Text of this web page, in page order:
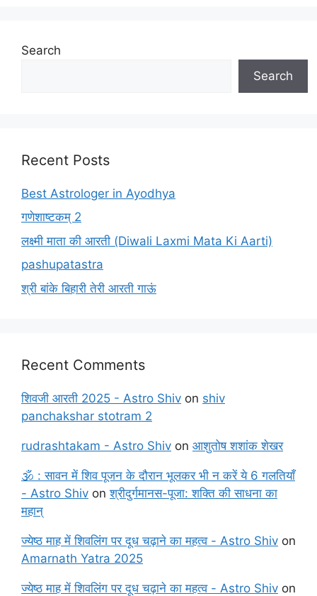
Search
Search
Recent Posts
Best Astrologer in Ayodhya
गणेशाष्टकम् 2
लक्ष्मी माता की आरती (Diwali Laxmi Mata Ki Aarti)
pashupatastra
श्री बांके बिहारी तेरी आरती गाऊं
Recent Comments
शिवजी आरती 2025 - Astro Shiv on shiv
panchakshar stotram 2
rudrashtakam - Astro Shiv on आशुतोष शशांक शेखर
🕉️ : सावन में शिव पूजन के दौरान भूलकर भी न करें ये 6 गलतियाँ
- Astro Shiv onश्रीदुर्गमानस-पूजा: शक्ति की साधना का
महान्
ज्येष्ठ माह में शिवलिंग पर दूध चढ़ाने का महत्व - Astro Shiv on
Amarnath Yatra 2025
ज्येष्ठ माह में शिवलिंग पर दूध चढ़ाने का महत्व - Astro Shiv on